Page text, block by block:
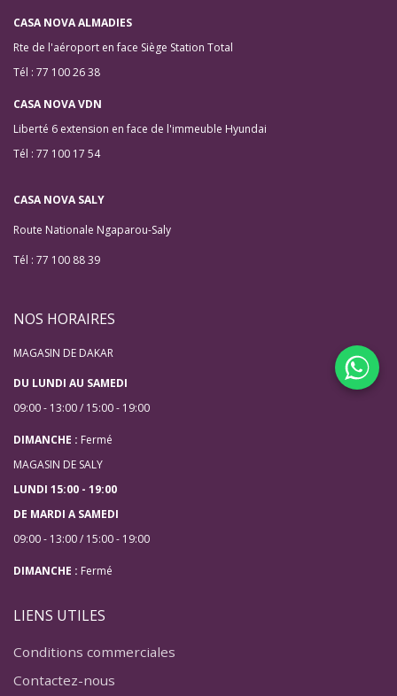
CASA NOVA ALMADIES
Rte de l'aéroport en face Siège Station Total
Tél : 77 100 26 38
CASA NOVA VDN
Liberté 6 extension en face de l'immeuble Hyundai
Tél : 77 100 17 54
CASA NOVA SALY
Route Nationale Ngaparou-Saly
Tél : 77 100 88 39
NOS HORAIRES
MAGASIN DE DAKAR
DU LUNDI AU SAMEDI
09:00 - 13:00 / 15:00 - 19:00
DIMANCHE : Fermé
MAGASIN DE SALY
LUNDI 15:00 - 19:00
DE MARDI A SAMEDI
09:00 - 13:00 / 15:00 - 19:00
DIMANCHE : Fermé
LIENS UTILES
Conditions commerciales
Contactez-nous